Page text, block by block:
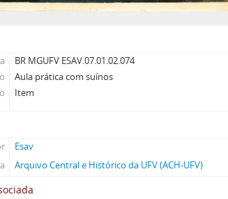
BR MGUFV ESAV.07.01.02.074
Aula prática com suínos
Item
Esav
Arquivo Central e Histórico da UFV (ACH-UFV)